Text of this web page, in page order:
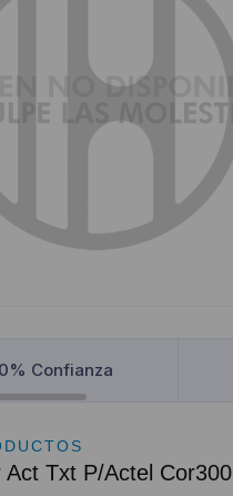
Confianza
Act Txt P/Actel Cor300